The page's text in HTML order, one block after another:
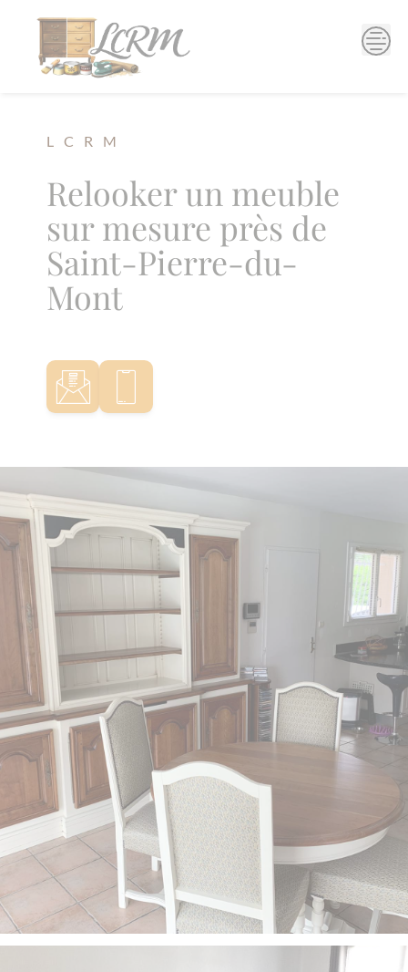
L C R M
Relooker un meuble
sur mesure près de
Saint-Pierre-du-
Mont